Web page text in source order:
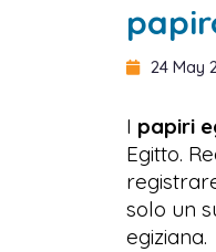
24 May
I papiri
Egitto.
solo un
egiziana.